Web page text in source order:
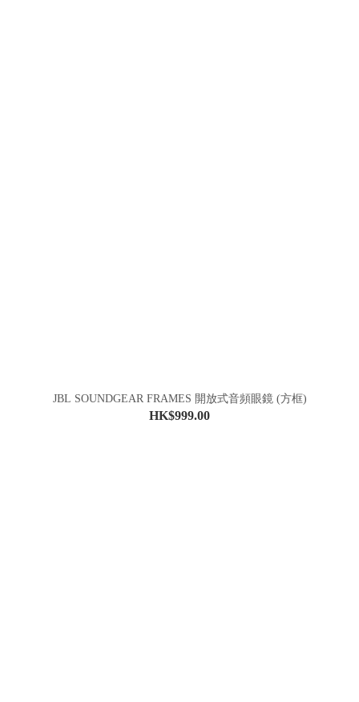
JBL SOUNDGEAR FRAMES 開放式音頻眼鏡 (方框)
HK$999.00